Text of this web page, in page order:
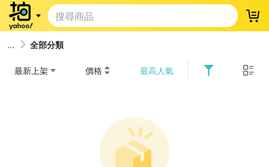
登
全部分類
最新上架 價格 最高人氣